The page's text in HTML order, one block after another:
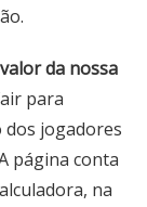
da nossa
para
dos jogadores
página conta
na